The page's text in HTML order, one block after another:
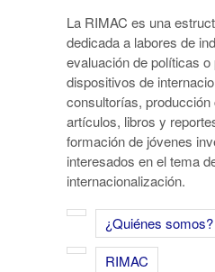
La RIMAC es una
dedicada a labores de
evaluación de políticas
dispositivos de
consultorías,
artículos, libros y
formación de jóvenes
interesados en el tema
internacionalización.
¿Quiénes somos?
RIMAC